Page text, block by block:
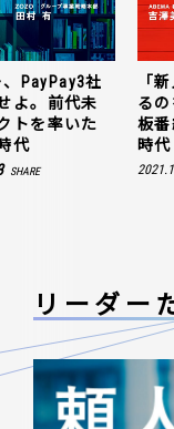
PayPay3社
よ。前代未
トを率いた
代
SHARE
「
る
板
時代
リーダー